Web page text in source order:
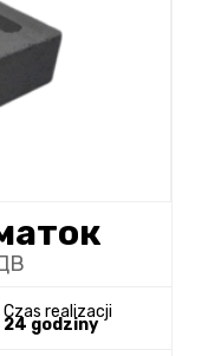
Czas realizacji
24 godziny